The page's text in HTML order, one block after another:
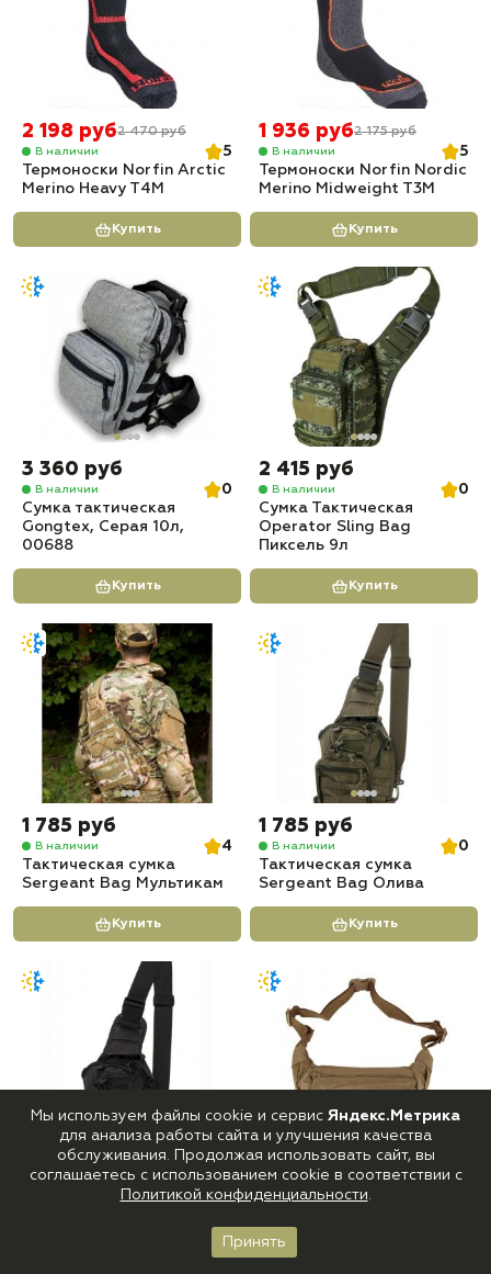
2 198 руб2 470 руб
В наличии
5
Термоноски Norfin Arctic
Merino Heavy T4M
Купить
1 936 руб2 175 руб
В наличии
5
Термоноски Norfin Nordic
Merino Midweight T3M
Купить
3 360 руб
В наличии
0
Сумка тактическая
Gongtex, Серая 10л,
00688
Купить
2 415 руб
В наличии
0
Сумка Тактическая
Operator Sling Bag
Пиксель 9л
Купить
1 785 руб
В наличии
4
Тактическая сумка
Sergeant Bag Мультикам
Купить
1 785 руб
В наличии
0
Тактическая сумка
Sergeant Bag Олива
Купить
1 785 руб
0
Тактическая сумка
1 365 руб
5
Сумка тактическая
Tactical Sling Bag, 2,2 л,
Койот
Корзина
Мы используем файлы cookie и сервис Яндекс.Метрика
для анализа работы сайта и улучшения качества
обслуживания. Продолжая использовать сайт, вы
соглашаетесь с использованием cookie в соответствии с
Политикой конфиденциальности.
Принять